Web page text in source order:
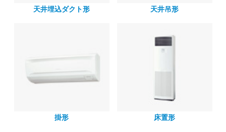
天井埋込ダクト形 天井吊形
掛形 床置形